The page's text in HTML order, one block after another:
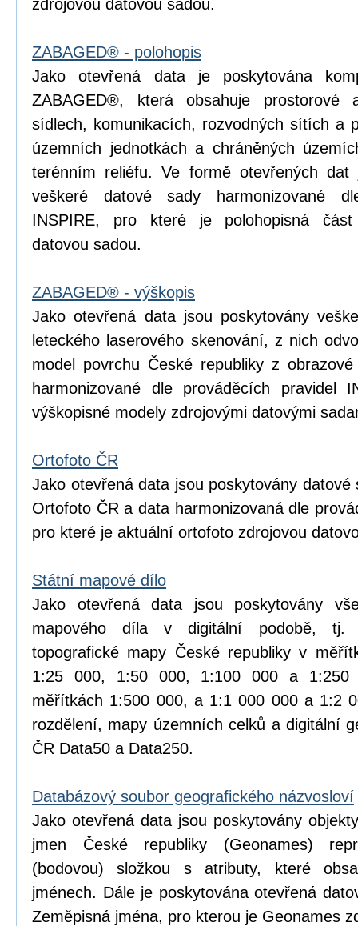
zdrojovou datovou sadou.
ZABAGED® - polohopis
Jako otevřená data je poskytována
ZABAGED®, která obsahuje
sídlech, komunikacích, rozvodných sítích a
územních jednotkách a chráněných
terénním reliéfu. Ve formě otevřených
veškeré datové sady harmonizované
INSPIRE, pro které je polohopisná část
datovou sadou.
ZABAGED® - výškopis
Jako otevřená data jsou poskytovány
leteckého laserového skenování, z nich
model povrchu České republiky z
harmonizované dle prováděcích pravidel
výškopisné modely zdrojovými datovými
Ortofoto ČR
Jako otevřená data jsou poskytovány
Ortofoto ČR a data harmonizovaná dle
pro které je aktuální ortofoto zdrojovou
Státní mapové dílo
Jako otevřená data jsou poskytovány
mapového díla v digitální podobě, tj.
topografické mapy České republiky v
1:25 000, 1:50 000, 1:100 000 a
měřítkách 1:500 000, a 1:1 000 000 a 1:2
rozdělení, mapy územních celků a digitální
ČR Data50 a Data250.
Databázový soubor geografického názvosloví
Jako otevřená data jsou poskytovány
jmen České republiky (Geonames)
(bodovou) složkou s atributy, které
jménech. Dále je poskytována otevřená
Zeměpisná jména, pro kterou je Geonames